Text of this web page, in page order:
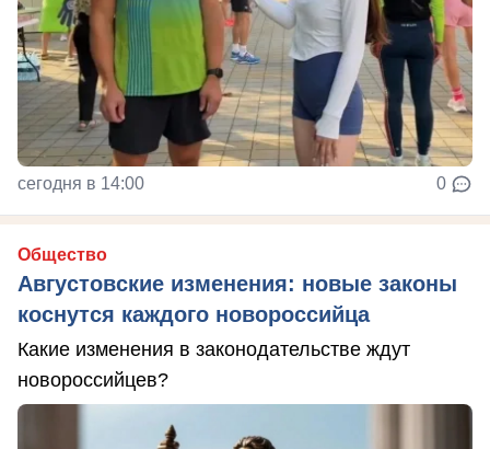
сегодня в 14:00 0
Общество
Августовские изменения: новые законы
коснутся каждого новороссийца
Какие изменения в законодательстве ждут
новороссийцев?